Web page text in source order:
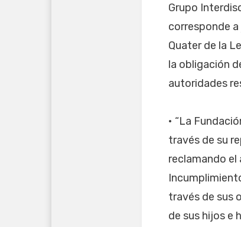
Grupo
corresponde
Quater de la
la obligación
autoridades
• “La
través de su
reclamando el
través de sus
de sus hijos e